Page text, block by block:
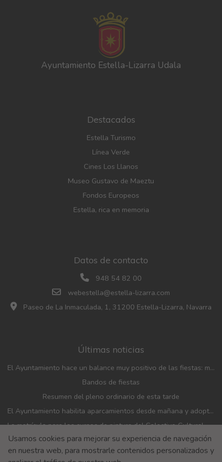
Ayuntamiento Estella-Lizarra Udala
Destacados
Estella Turismo
Línea Verde
Cines Los Llanos
Museo Gustavo de Maeztu
Fondos Europeos
Estella, rica en memoria
Datos de contacto
948 54 82 00
webestella@estella-lizarra.com
Paseo de La Inmaculada, 1, 31200 Estella-Lizarra, Navarra
Últimas noticias
El Ayuntamiento hace un balance muy positivo de las fiestas: menos incidencias, gran participación y mayor afluencia de público que en años anteriores
Bandos de fiestas
Resumen del pleno ordinario de esta tarde
El Ayuntamiento habilita aparcamientos desde mañana y adopta medidas de movilidad con motivo de las fiestas patronales
La matrícula para los cursos de pintura del Colectivo Cultural Almudí se abrirá del 1 al 4 de septiembre
El Ayuntamiento y el Banco de Alimentos renuevan el convenio de financiación de la entidad
Aviso Legal
Aviso de privacidad Accesibilidad
Usamos cookies para mejorar su experiencia de navegación
en nuestra web, para mostrarle contenidos personalizados y